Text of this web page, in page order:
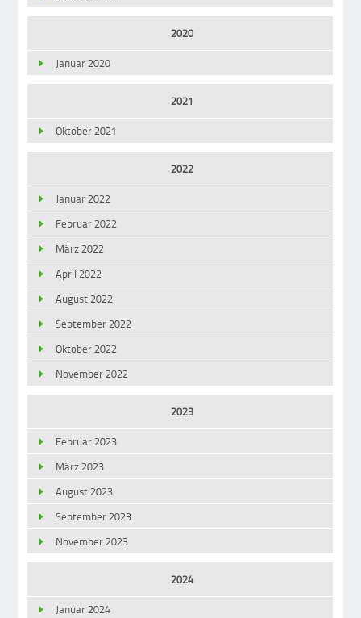
2020
Januar 2020
2021
Oktober 2021
2022
Januar 2022
Februar 2022
März 2022
April 2022
August 2022
September 2022
Oktober 2022
November 2022
2023
Februar 2023
März 2023
August 2023
September 2023
November 2023
2024
Januar 2024